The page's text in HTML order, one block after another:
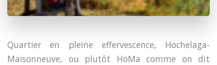
Quartier en pleine effervescence, Hochelaga-
Maisonneuve, ou plutôt HoMa comme on dit